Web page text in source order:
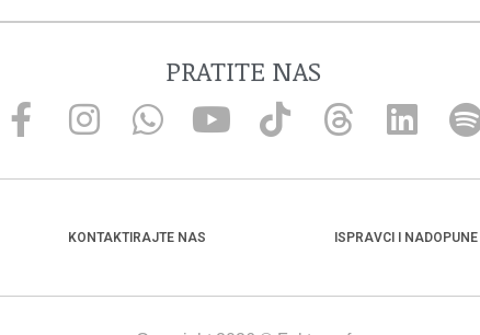
PRATITE NAS
KONTAKTIRAJTE NAS ISPRAVCI I NADOPUNE